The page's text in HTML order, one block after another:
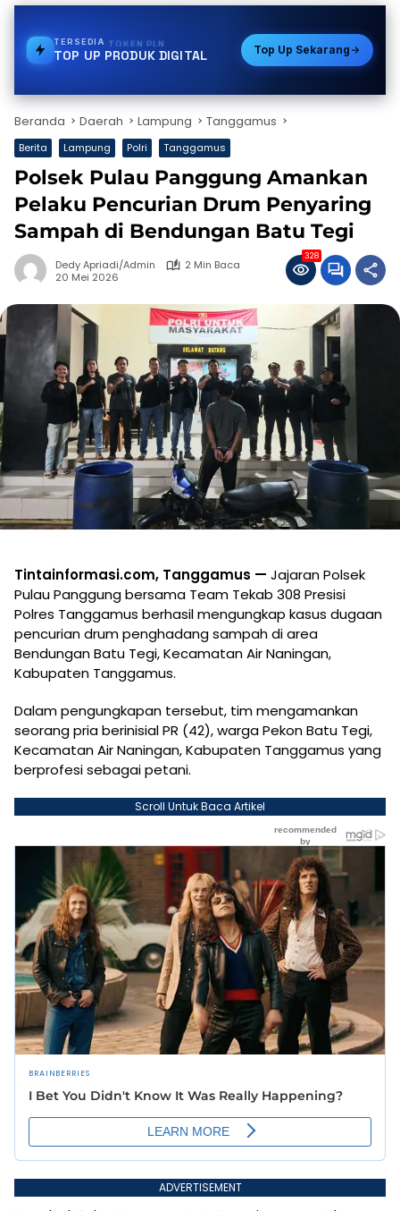
TERSEDIA STREAMING
TOP UP PRODUK DIGITAL Top Up Sekarang
Beranda Daerah Lampung Tanggamus
Berita Lampung Polri Tanggamus
Polsek Pulau Panggung Amankan
Pelaku Pencurian Drum Penyaring
Sampah di Bendungan Batu Tegi
Dedy Apriadi/Admin
2 Min Baca
20 Mei 2026
328
Tintainformasi.com, Tanggamus — Jajaran Polsek
Pulau Panggung bersama Team Tekab 308 Presisi
Polres Tanggamus berhasil mengungkap kasus dugaan
pencurian drum penghadang sampah di area
Bendungan Batu Tegi, Kecamatan Air Naningan,
Kabupaten Tanggamus.
Dalam pengungkapan tersebut, tim mengamankan
seorang pria berinisial PR (42), warga Pekon Batu Tegi,
Kecamatan Air Naningan, Kabupaten Tanggamus yang
berprofesi sebagai petani.
Scroll Untuk Baca Artikel
ADVERTISEMENT